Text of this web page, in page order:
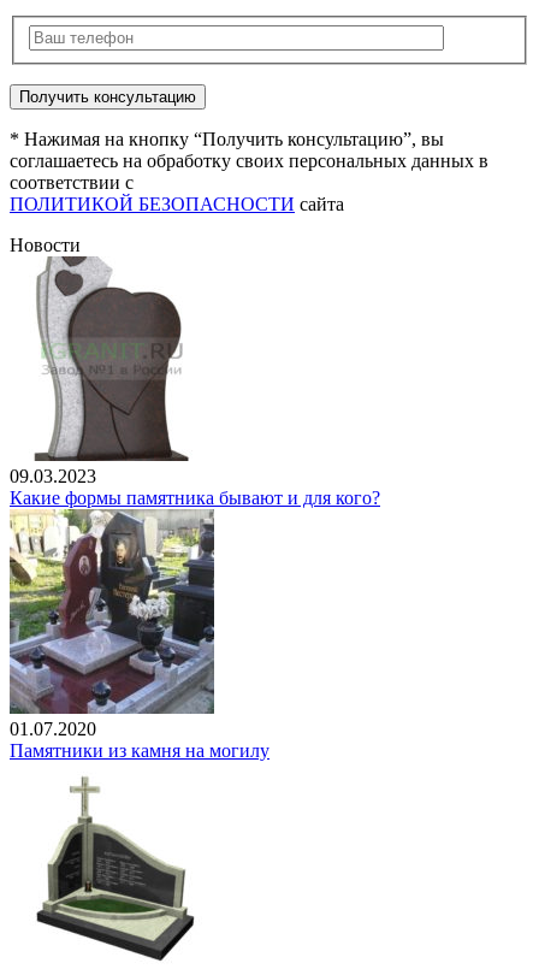
* Нажимая на кнопку “Получить консультацию”, вы
соглашаетесь на обработку своих персональных данных в
соответствии с
ПОЛИТИКОЙ БЕЗОПАСНОСТИ сайта
Новости
09.03.2023
Какие формы памятника бывают и для кого?
01.07.2020
Памятники из камня на могилу